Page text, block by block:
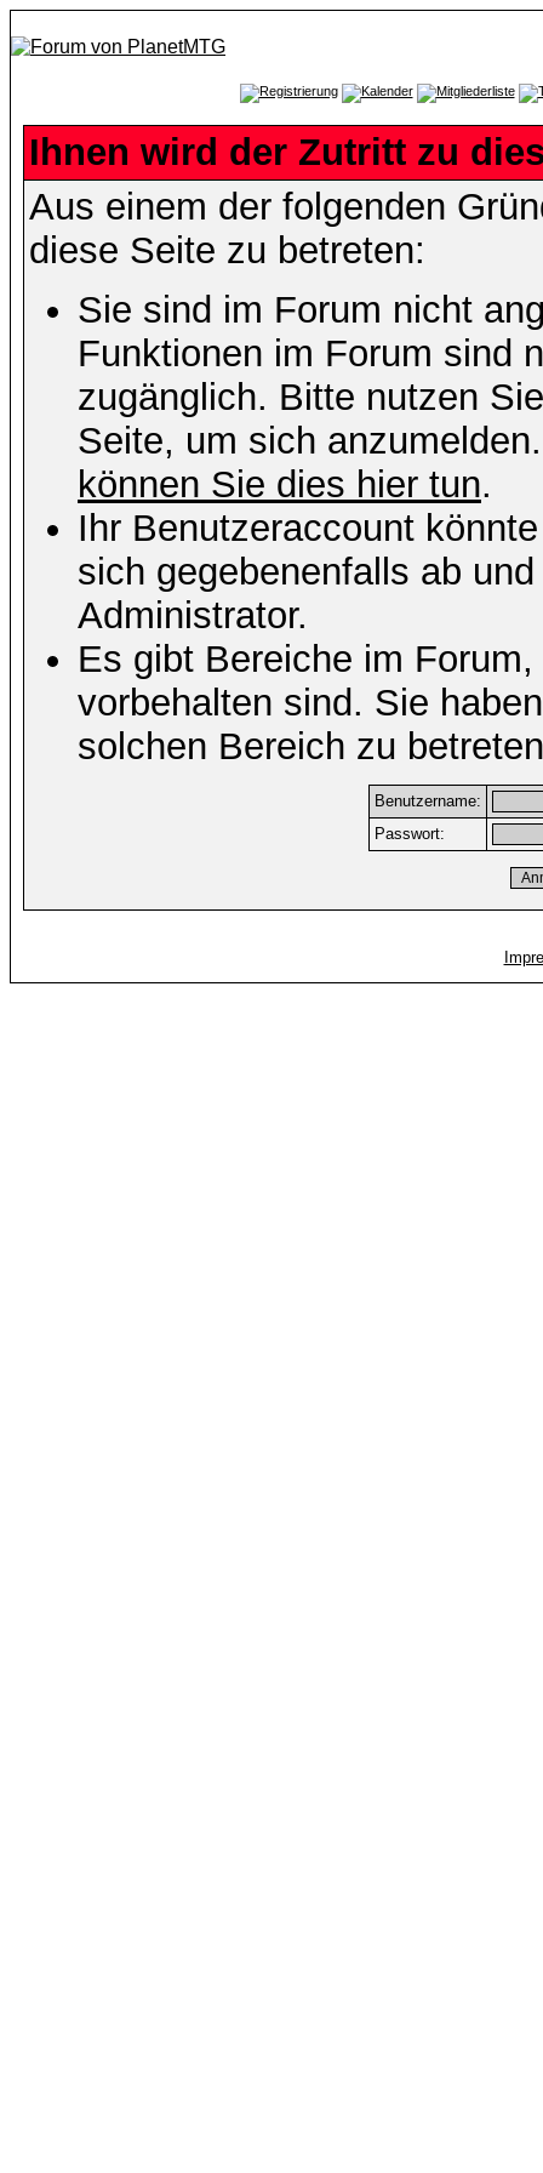
Ihnen wird der Zutritt zu
Aus einem der folgenden
diese Seite zu betreten:
Sie sind im Forum nicht
Funktionen im Forum sind
zugänglich. Bitte nutzen
Seite, um sich
können Sie dies hier tun.
Ihr Benutzeraccount
sich gegebenenfalls ab
Administrator.
Es gibt Bereiche im
vorbehalten sind. Sie
solchen Bereich zu
Benutzername:
Passwort: